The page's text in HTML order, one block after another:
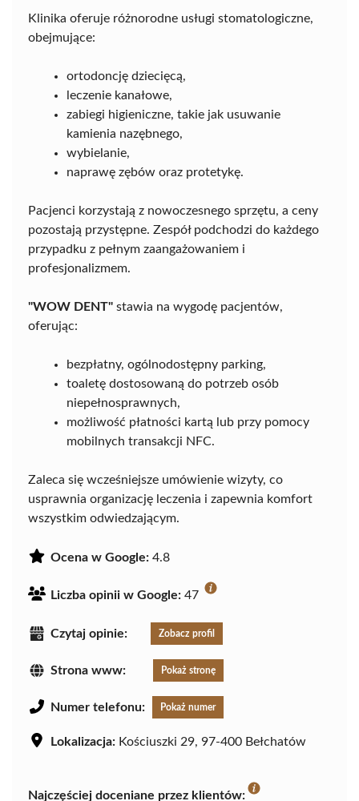
Klinika oferuje różnorodne usługi stomatologiczne,
obejmujące:
ortodoncję dziecięcą,
leczenie kanałowe,
zabiegi higieniczne, takie jak usuwanie
kamienia nazębnego,
wybielanie,
naprawę zębów oraz protetykę.
Pacjenci korzystają z nowoczesnego sprzętu, a ceny
pozostają przystępne. Zespół podchodzi do każdego
przypadku z pełnym zaangażowaniem i
profesjonalizmem.
"WOW DENT" stawia na wygodę pacjentów,
oferując:
bezpłatny, ogólnodostępny parking,
toaletę dostosowaną do potrzeb osób
niepełnosprawnych,
możliwość płatności kartą lub przy pomocy
mobilnych transakcji NFC.
Zaleca się wcześniejsze umówienie wizyty, co
usprawnia organizację leczenia i zapewnia komfort
wszystkim odwiedzającym.
Ocena w Google: 4.8
Liczba opinii w Google: 47
Czytaj opinie: Zobacz profil
Strona www: Pokaż stronę
Numer telefonu: Pokaż numer
Lokalizacja: Kościuszki 29, 97-400 Bełchatów
Najczęściej doceniane przez klientów: